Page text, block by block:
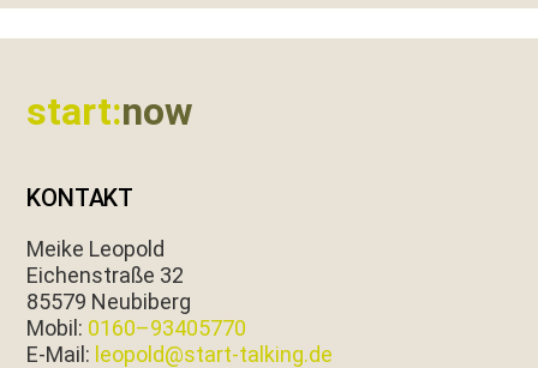
start:now
KONTAKT
Meike Leopold
Eichen­straße 32
85579 Neubiberg
Mobil: 0160–93405770
E‑Mail: leopold@start-talking.de